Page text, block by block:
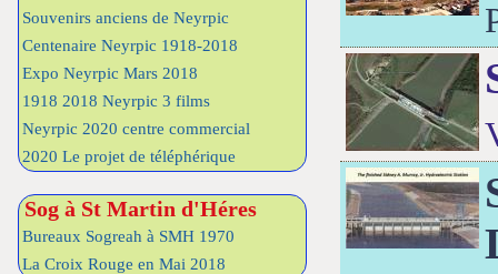
Souvenirs anciens de Neyrpic
Centenaire Neyrpic 1918-2018
Expo Neyrpic Mars 2018
1918 2018 Neyrpic 3 films
Neyrpic 2020 centre commercial
2020 Le projet de téléphérique
Sog à St Martin d'Héres
Bureaux Sogreah à SMH 1970
La Croix Rouge en Mai 2018